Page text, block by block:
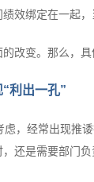
效绑定在一起
改变。那么，
利出一孔”
，经常出现推
还是需要部门负